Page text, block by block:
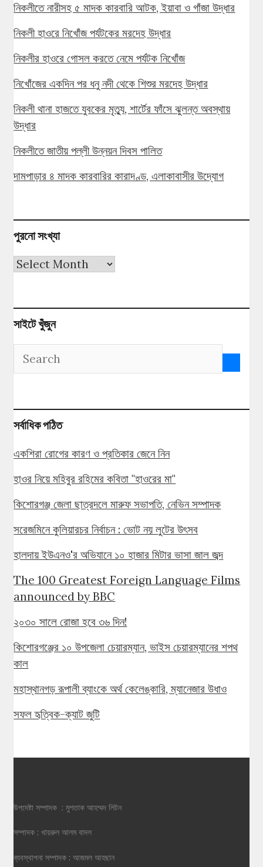
নিকলীতে নারীসহ ৫ মাদক কারবারি আটক, ইয়াবা ও গাঁজা উদ্ধার
নিকলী হাওরে নিখোঁজ পর্যটকের মরদেহ উদ্ধার
নিকলীর হাওরে গোসল করতে নেমে পর্যটক নিখোঁজ
নিখোঁজের একদিন পর ধনু নদী থেকে শিশুর মরদেহ উদ্ধার
নিকলী থানা হাজতে যুবকের মৃত্যু, শার্টের ফাঁসে ঝুলন্ত অবস্থায়
উদ্ধার
নিকলীতে জাতীয় পল্লী উন্নয়ন দিবস পালিত
দামপাড়ার ৪ মাদক কারবারির কারাদণ্ড, এলাকাবাসীর উদ্যোগ
পুরনো সংখ্যা
পুরনো
সাইটে খুঁজুন
সর্বাধিক পঠিত
একশিরা রোগের কারণ ও প্রতিকার জেনে নিন
হাওর নিয়ে মহিবুর রহিমের কবিতা "হাওরের মা"
কিশোরগঞ্জ জেলা ছাত্রদলে মারুফ সভাপতি, নেভিন সম্পাদক
সরেজমিনে কুলিয়ারচর নির্বাচন : ভোট নয় লুটের উৎসব
হালদায় ইউএনও'র অভিযানে ১০ হাজার মিটার ভাসা জাল জব্দ
The 100 Greatest Foreign Language Films
announced by BBC
২০৩০ সালে রোজা হবে ৩৬ দিন!
কিশোরগঞ্জের ১০ উপজেলা চেয়ারম্যান, ভাইস চেয়ারম্যানের শপথ
কাল
মহাস্থানগড় রূপালী ব্যাংকে অর্থ কেলেঙ্কারি, ম্যানেজার উধাও
সফল হৃত্বিক-ক্যাট জুটি
উপদেষ্টা সম্পাদক : মুশতাক আহম্মদ লিটন
সম্পাদক : খায়রুল আলম বাদল
ব্যবস্থাপনা সম্পাদক : আজমল আহছান